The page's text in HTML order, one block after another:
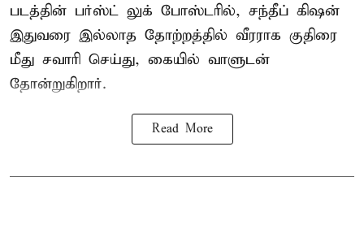
படத்தின் பர்ஸ்ட் லுக் போஸ்டரில், சந்தீப் கிஷன்
இதுவரை இல்லாத தோற்றத்தில் வீரராக குதிரை
மீது சவாரி செய்து, கையில் வாளுடன்
தோன்றுகிறார்.
Read More